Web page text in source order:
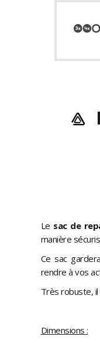
Le sac de
manière
Ce sac
rendre à vos
Très robuste,
Dimensions :